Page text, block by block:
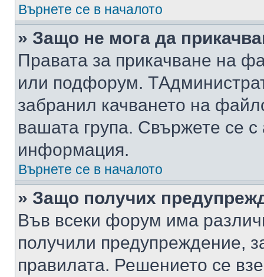
Върнете се в началото
» Защо не мога да
Правата за прикачване на
или подфорум.
забранил качването на
вашата група. Свържете се
информация.
Върнете се в началото
» Защо получих
Във всеки форум има
получили предупреждение,
правилата. Решението се